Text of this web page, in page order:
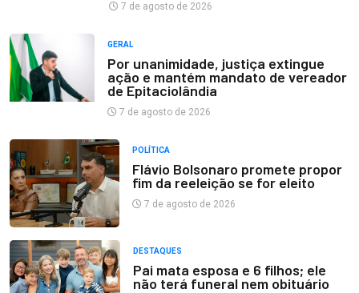
7 de agosto de 2026
GERAL
Por unanimidade, justiça extingue
ação e mantém mandato de vereador
de Epitaciolândia
7 de agosto de 2026
POLÍTICA
Flávio Bolsonaro promete propor
fim da reeleição se for eleito
7 de agosto de 2026
DESTAQUES
Pai mata esposa e 6 filhos; ele
não terá funeral nem obituário